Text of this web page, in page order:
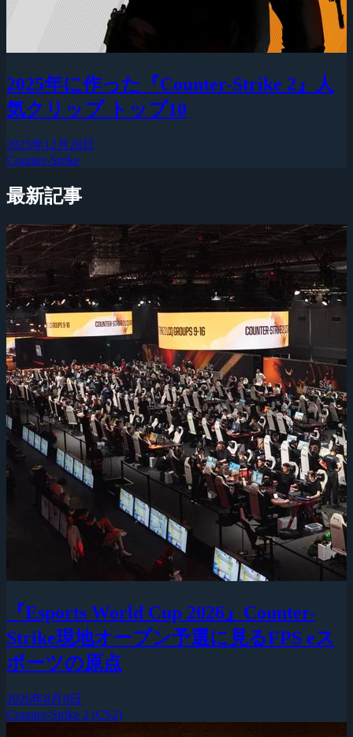
2025年に作った『Counter-Strike 2』人
気クリップ トップ10
2025年12月28日
Counter-Strike
最新記事
『Esports World Cup 2026』Counter-
Strike現地オープン予選に見るFPS eス
ポーツの原点
2026年8月9日
Counter-Strike 2 (CS2)